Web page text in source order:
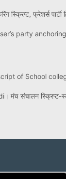
स्क्रिप्ट, फ्रेशर्स पार्टी
party
of School
मंच संचालन स्क्रिप्ट-